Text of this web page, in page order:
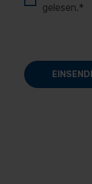
gelesen.*